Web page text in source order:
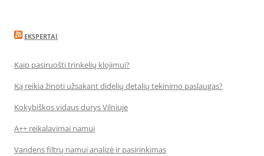
EKSPERTAI
Kaip pasiruošti trinkelių klojimui?
Ką reikia žinoti užsakant didelių detalių tekinimo paslaugas?
Kokybiškos vidaus durys Vilniuje
A++ reikalavimai namui
Vandens filtrų namui analizė ir pasirinkimas